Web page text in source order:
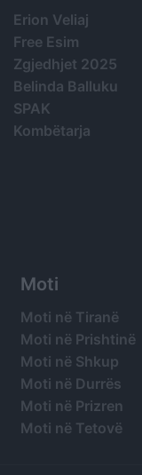
Erion Veliaj
Free Esim
Zgjedhjet 2025
Belinda Balluku
SPAK
Kombëtarja
Moti
Moti në Tiranë
Moti në Prishtinë
Moti në Shkup
Moti në Durrës
Moti në Prizren
Moti në Tetovë